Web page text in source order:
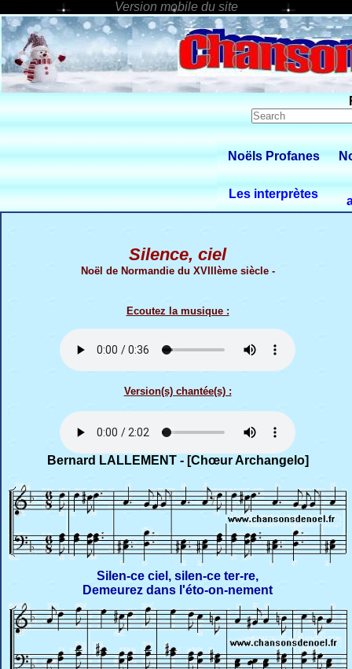
Noëls Profanes
Les interprètes
Silence, ciel
Noël de Normandie du XVIIIème siècle -
Ecoutez la musique :
Version(s) chantée(s) :
Bernard LALLEMENT - [Chœur Archangelo]
Silen-ce ciel, silen-ce ter-re,
Demeurez dans l'éto-on-nement